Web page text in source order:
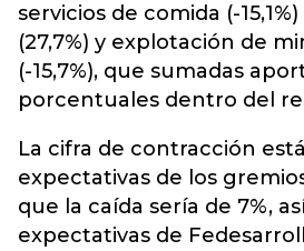
servicios de comida (-
(27,7%) y explotación de
(-15,7%), que sumadas
porcentuales dentro del
La cifra de contracción
expectativas de los
que la caída sería de 7%,
expectativas de